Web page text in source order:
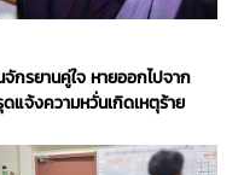
กรยานคู่ใจ หายออกไปจาก
แจ้งความหวั่นเกิดเหตุร้าย